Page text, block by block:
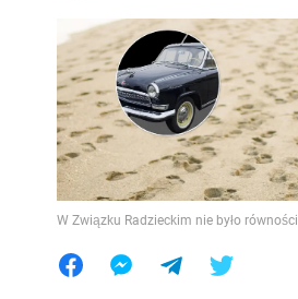
W Związku Radzieckim nie było równości